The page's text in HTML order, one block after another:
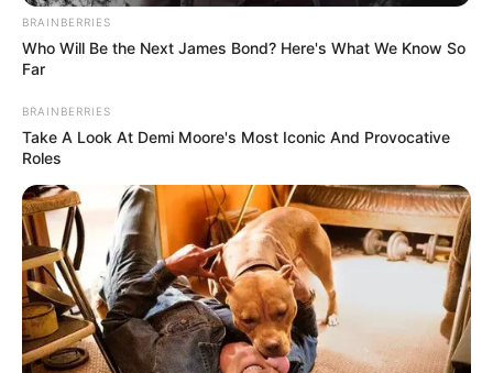
hecho excepcional. El asunto está siendo investigado por
las autoridades y por el comité asignado en la
Universidad. Este un hecho que raya con lo criminal. El
COMPARTIR
ALERTA BOGOTÁ EN GOOGLE NEWS
TEMAS RELACIONADOS
UIS EXPLOSIÓN INVESTIGACIÓN
ESTUDIANTES
ALERTA BUCARAMANGA
ARTEFACTO EXPLOSIVO
BRAINBERRIES
Who Will Be the Next James Bond? Here's What We Know So
Far
BRAINBERRIES
Take A Look At Demi Moore's Most Iconic And Provocative
Roles